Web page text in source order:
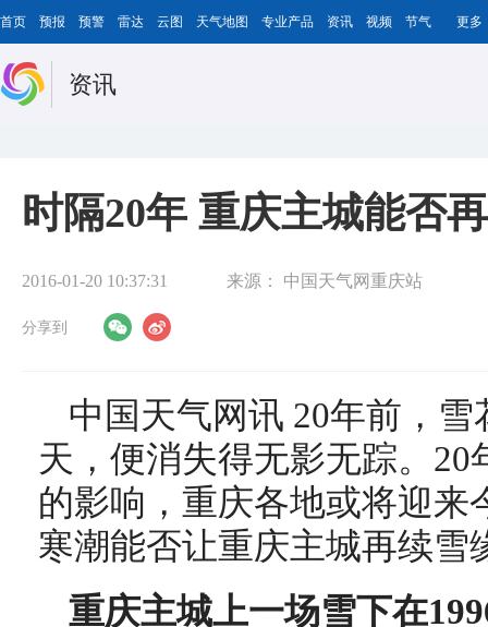
首页 预报 预警 雷达 云图 天气地图 专业产品 资讯 视频 节气 更多
资讯
时隔20年 重庆主城能否
2016-01-20 10:37:31 来源： 中国天气网重庆站
分享到
中国天气网讯 20年前，
天，便消失得无影无踪。
的影响，重庆各地或将迎来
寒潮能否让重庆主城再续雪
重庆主城上一场雪下在